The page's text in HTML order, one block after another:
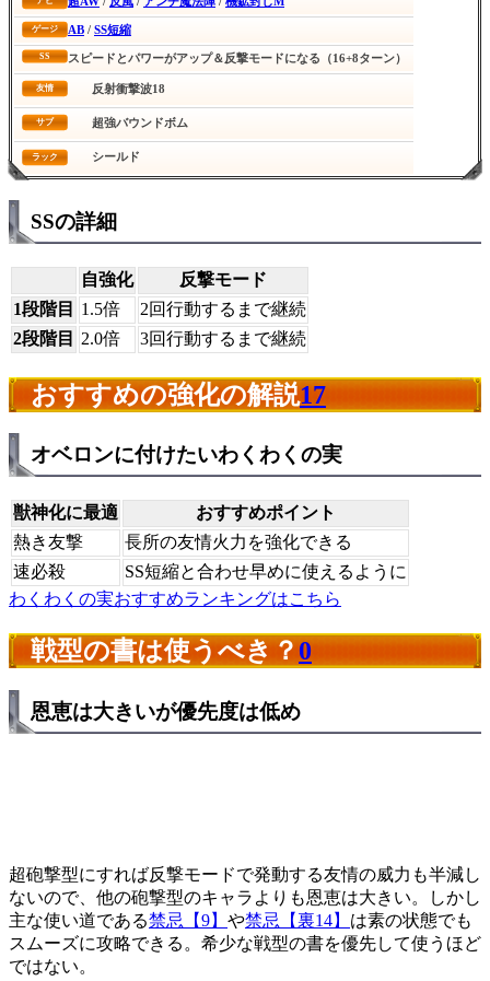
ゲージ AB / SS短縮
SS スピードとパワーがアップ＆反撃モードになる（16+8ターン）
友情 反射衝撃波18
サブ 超強バウンドボム
ラック シールド
SSの詳細
自強化
反撃モード
1段階目
1.5倍
2回行動するまで継続
2段階目
2.0倍 3回行動するまで継続
おすすめの強化の解説17
オベロンに付けたいわくわくの実
獣神化に最適
おすすめポイント
熱き友撃
長所の友情火力を強化できる
速必殺
SS短縮と合わせ早めに使えるように
わくわくの実おすすめランキングはこちら
戦型の書は使うべき？0
恩恵は大きいが優先度は低め
超砲撃型にすれば反撃モードで発動する友情の威力も半減し
ないので、他の砲撃型のキャラよりも恩恵は大きい。しかし
主な使い道である禁忌【9】 や禁忌【裏14】 は素の状態でも
スムーズに攻略できる。希少な戦型の書を優先して使うほど
ではない。